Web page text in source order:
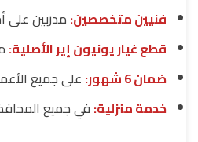
فنيين متخصصين: مدربين على
قطع غيار يونيون إير الأصلية:
ضمان 6 شهور:
على جميع
خدمة منزلية: في جميع